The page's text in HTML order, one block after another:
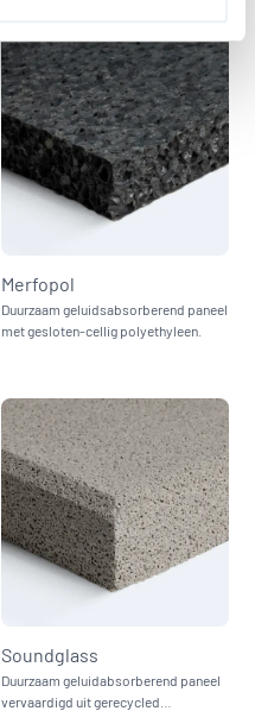
Merfopol
Duurzaam geluidsabsorberend paneel
met gesloten-cellig polyethyleen.
Soundglass
Duurzaam geluidabsorberend paneel
vervaardigd uit gerecycled